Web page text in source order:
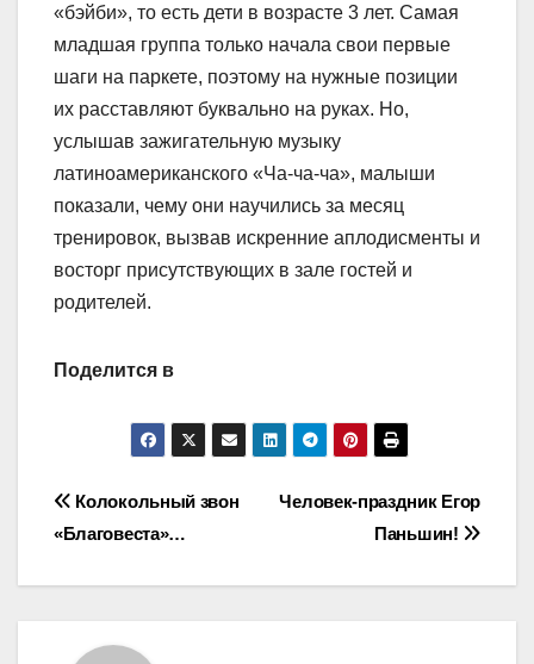
«бэйби», то есть дети в возрасте 3 лет. Самая
младшая группа только начала свои первые
шаги на паркете, поэтому на нужные позиции
их расставляют буквально на руках. Но,
услышав зажигательную музыку
латиноамериканского «Ча-ча-ча», малыши
показали, чему они научились за месяц
тренировок, вызвав искренние аплодисменты и
восторг присутствующих в зале гостей и
родителей.
Поделится в
Навигация
Человек-праздник Егор
Паньшин!
Колокольный звон
«Благовеста»…